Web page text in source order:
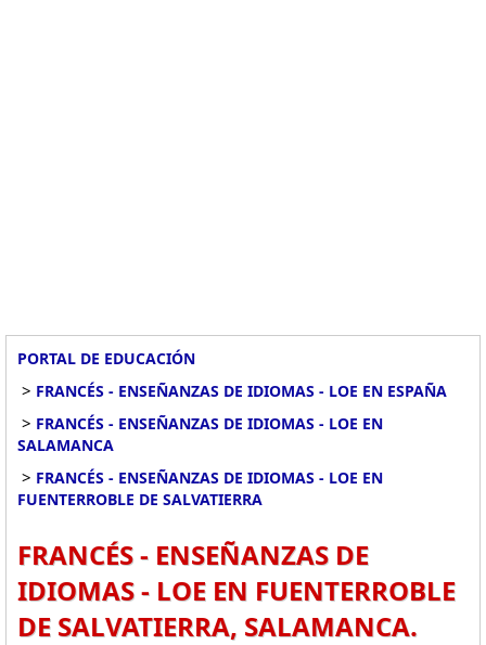
PORTAL DE EDUCACIÓN
> FRANCÉS - ENSEÑANZAS DE IDIOMAS - LOE EN ESPAÑA
> FRANCÉS - ENSEÑANZAS DE IDIOMAS - LOE EN
SALAMANCA
> FRANCÉS - ENSEÑANZAS DE IDIOMAS - LOE EN
FUENTERROBLE DE SALVATIERRA
FRANCÉS - ENSEÑANZAS DE
IDIOMAS - LOE EN FUENTERROBLE
DE SALVATIERRA, SALAMANCA.